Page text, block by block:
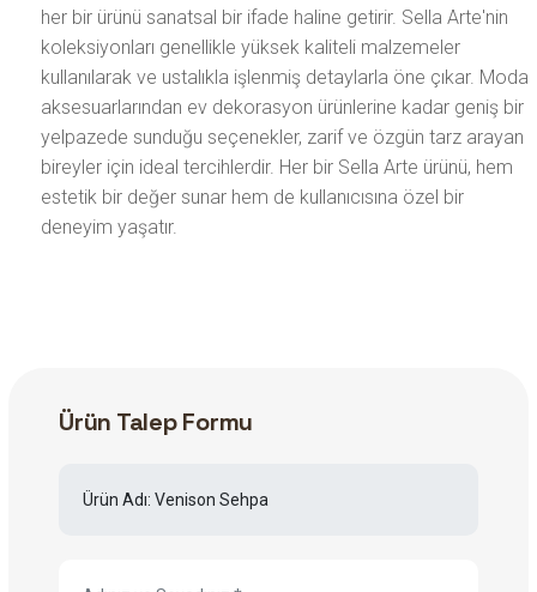
her bir ürünü sanatsal bir ifade haline getirir. Sella Arte'nin
koleksiyonları genellikle yüksek kaliteli malzemeler
kullanılarak ve ustalıkla işlenmiş detaylarla öne çıkar. Moda
aksesuarlarından ev dekorasyon ürünlerine kadar geniş bir
yelpazede sunduğu seçenekler, zarif ve özgün tarz arayan
bireyler için ideal tercihlerdir. Her bir Sella Arte ürünü, hem
estetik bir değer sunar hem de kullanıcısına özel bir
deneyim yaşatır.
Ürün Talep Formu